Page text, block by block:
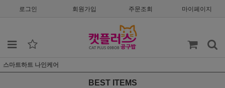
로그인 회원가입 주문조회 마이페이지
스마트하트 나인케어
BEST ITEMS